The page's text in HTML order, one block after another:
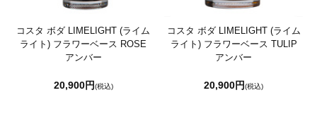
コスタ ボダ LIMELIGHT (ライム
ライト) フラワーベース ROSE
アンバー
20,900円(税込)
コスタ ボダ LIMELIGHT (ライム
ライト) フラワーベース TULIP
アンバー
20,900円(税込)